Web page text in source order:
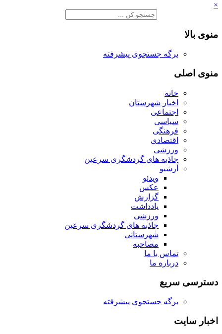
×
منوی بالا
برگه جستجوی پیشرفته
منوی اصلی
خانه
اخبار شهرستان
اجتماعی
سیاسی
فرهنگی
اقتصادی
ورزشی
جاذبه های گردشگری سرعین
آرشیو
ویدئو
عکس
گزارش
یادداشت
ورزشی
جاذبه های گردشگری سرعین
شهرستانی
مصاحبه
تماس با ما
درباره ما
دسترسی سریع
برگه جستجوی پیشرفته
اخبار سایت